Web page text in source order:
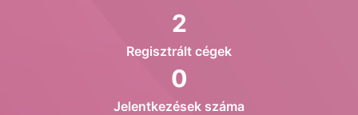
2
Regisztrált cégek
0
Jelentkezések száma